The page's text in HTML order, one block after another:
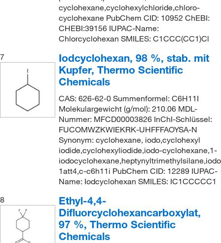
cyclohexane,cyclohexylchloride,chloro-
cyclohexane PubChem CID: 10952 ChEBI:
CHEBI:39156 IUPAC-Name:
Chlorcyclohexan SMILES: C1CCC(CC1)Cl
7
Iodcyclohexan, 98 %, stab. mit
Kupfer, Thermo Scientific
Chemicals
CAS: 626-62-0 Summenformel: C6H11I
Molekulargewicht (g/mol): 210.06 MDL-
Nummer: MFCD00003826 InChI-Schlüssel:
FUCOMWZKWIEKRK-UHFFFAOYSA-N
Synonym: cyclohexane, iodo,cyclohexyl
iodide,cyclohexyliodide,iodo-cyclohexane,1-
1att4,c-c6h11i PubChem CID: 12289 IUPAC-
Name: Iodcyclohexan SMILES: IC1CCCCC1
8
Ethyl-4,4-
Difluorcyclohexancarboxylat,
97 %, Thermo Scientific
Chemicals